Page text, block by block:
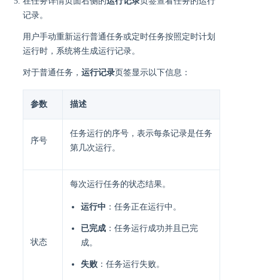
记录。
用户手动重新运行普通任务或定时任务按照定时计划
运行时，系统将生成运行记录。
对于普通任务， 运行记录页签显示以下信息：
参数 描述
序号
任务运行的序号，表示每条记录是任务
第几次运行。
状态
每次运行任务的状态结果。
运行中 ：任务正在运行中。
已完成 ：任务运行成功并且已完
成。
失败 ：任务运行失败。